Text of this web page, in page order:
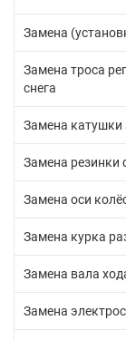
Замена
Замена троса
снега
Замена катушки
Замена резинки
Замена оси
Замена курка
Замена вала
Замена